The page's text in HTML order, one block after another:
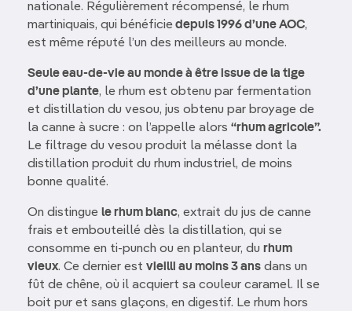
nationale. Régulièrement récompensé, le rhum
martiniquais, qui bénéficiedepuis 1996 d’une AOC,
est même réputé l’un des meilleurs au monde.
Seule eau-de-vie au monde à être issue de la tige
d’une plante, le rhum est obtenu par fermentation
et distillation du vesou, jus obtenu par broyage de
la canne à sucre : on l’appelle alors “rhum agricole”.
Le filtrage du vesou produit la mélasse dont la
distillation produit du rhum industriel, de moins
bonne qualité.
On distingue le rhum blanc, extrait du jus de canne
frais et embouteillé dès la distillation, qui se
consomme en ti-punch ou en planteur, du rhum
vieux. Ce dernier est vieilli au moins 3 ans dans un
fût de chêne, où il acquiert sa couleur caramel. Il se
boit pur et sans glaçons, en digestif. Le rhum hors